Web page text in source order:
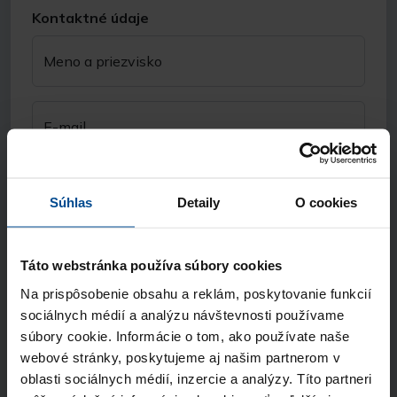
Súhlas Detaily O cookies
Táto webstránka používa súbory cookies
Na prispôsobenie obsahu a reklám, poskytovanie funkcií
sociálnych médií a analýzu návštevnosti používame
súbory cookie. Informácie o tom, ako používate naše
webové stránky, poskytujeme aj našim partnerom v
oblasti sociálnych médií, inzercie a analýzy. Títo partneri
Kontaktné údaje
Meno a priezvisko
E-mail
Telefón
Názov spoločnosti
Odkiaľ ste sa nás dozvedeli?
Súhlasím so spracúvaním osobných údajov